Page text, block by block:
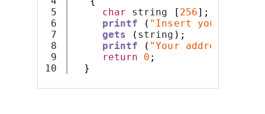
5
6
7
8
9
char string [ 256];
printf
( "Insert your full
gets
( string );
printf
( "Your address is:
return
0 ;
}